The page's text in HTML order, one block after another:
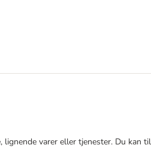
varer eller tjenester. Du kan